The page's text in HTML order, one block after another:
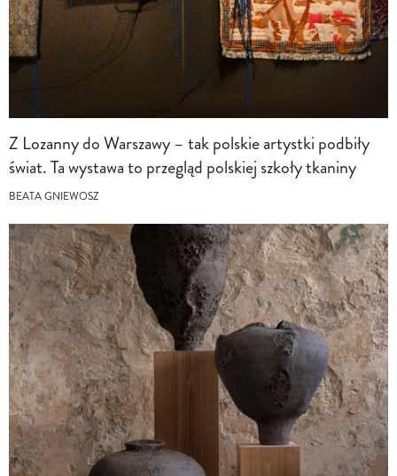
Z Lozanny do Warszawy – tak polskie artystki podbiły
świat. Ta wystawa to przegląd polskiej szkoły tkaniny
BEATA GNIEWOSZ